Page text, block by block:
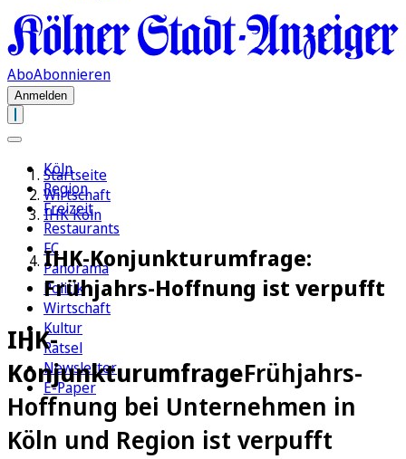
AboAbonnieren
Anmelden
Köln
Region
Freizeit
Restaurants
FC
Panorama
Politik
Wirtschaft
Kultur
Rätsel
Newsletter
E-Paper
Startseite
Wirtschaft
IHK Köln
IHK-Konjunkturumfrage:
Frühjahrs-Hoffnung ist verpufft
IHK-
KonjunkturumfrageFrühjahrs-
Hoffnung bei Unternehmen in
Köln und Region ist verpufft